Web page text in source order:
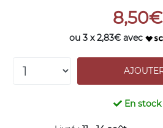
8,50€
ou 3 x 2,83€ avec
En stock